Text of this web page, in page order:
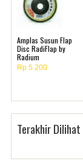
Amplas Susun Flap
Disc RadiFlap by
Radium
Rp 5.200
Terakhir Dilihat